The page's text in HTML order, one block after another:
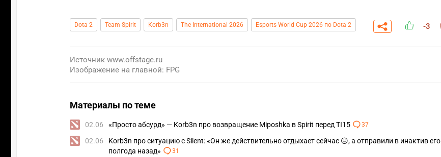
Dota 2 Team Spirit Korb3n The International 2026 Esports World Cup 2026 по Dota 2 -3
Источник www.offstage.ru
Изображение на главной: FPG
Материалы по теме
02.06 «Просто абсурд» — Korb3n про возвращение Miposhka в Spirit перед TI15 37
02.06
Korb3n про ситуацию с Silent: «Он же действительно отдыхает сейчас 😑, а отправили в инактив его
полгода назад»
31